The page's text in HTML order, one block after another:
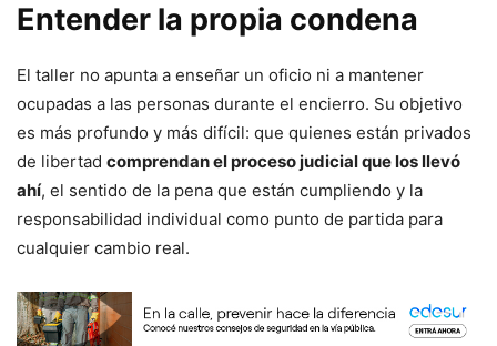
Entender la propia condena
El taller no apunta a enseñar un oficio ni a mantener
ocupadas a las personas durante el encierro. Su objetivo
es más profundo y más difícil: que quienes están privados
de libertad comprendan el proceso judicial que los llevó
ahí, el sentido de la pena que están cumpliendo y la
responsabilidad individual como punto de partida para
cualquier cambio real.